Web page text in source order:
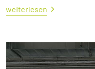
weiterlesen